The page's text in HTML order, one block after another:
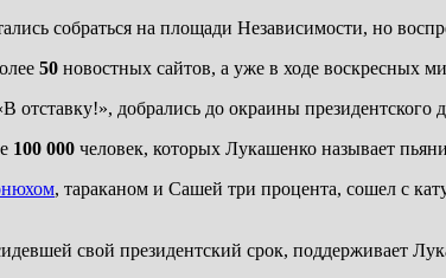
собраться на площади Независимости, но
50 новостных сайтов, а уже в ходе воскресных
отставку!», добрались до окраины
100 000 человек, которых Лукашенко называет
, тараканом и Сашей три процента, сошел с
свой президентский срок, поддерживает